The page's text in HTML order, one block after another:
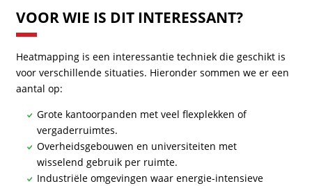
VOOR WIE IS DIT INTERESSANT?
Heatmapping is een interessantie techniek die geschikt is
voor verschillende situaties. Hieronder sommen we er een
aantal op:
Grote kantoorpanden met veel flexplekken of
vergaderruimtes.
Overheidsgebouwen en universiteiten met
wisselend gebruik per ruimte.
Industriële omgevingen waar energie-intensieve